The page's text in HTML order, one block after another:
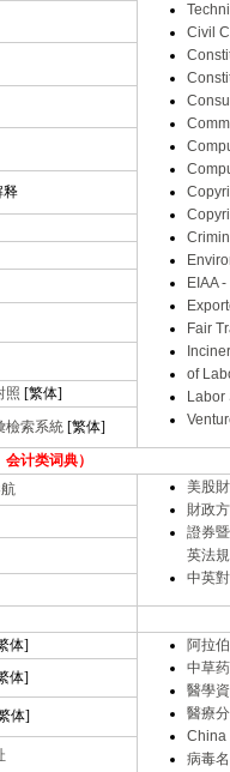
Civil
EIAA
Fair
of
Labor
释
照 [繁体]
檢索系統 [繁体]
计类词典）
美股
財政
證券
英法
中英
体]
阿拉
中草
醫學
醫療
China
病毒
体]
体]